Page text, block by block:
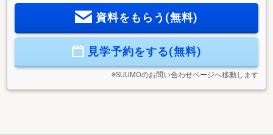
間をすっきり確保。キッチン・洗面・浴室を近くにまとめ、
家事効率にも配慮しています。■周辺施設JR玉戸駅900m、と
資料をもらう(無料)
見学予約をする(無料)
※SUUMOのお問い合わせページへ移動します